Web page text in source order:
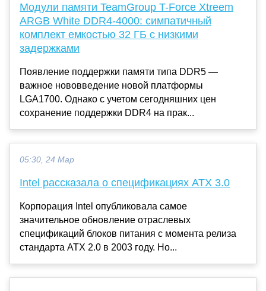
Модули памяти TeamGroup T-Force Xtreem
ARGB White DDR4-4000: симпатичный
комплект емкостью 32 ГБ с низкими
задержками
Появление поддержки памяти типа DDR5 —
важное нововведение новой платформы
LGA1700. Однако с учетом сегодняшних цен
сохранение поддержки DDR4 на прак...
05:30, 24 Мар
Intel рассказала о спецификациях ATX 3.0
Корпорация Intel опубликовала самое
значительное обновление отраслевых
спецификаций блоков питания с момента релиза
стандарта ATX 2.0 в 2003 году. Но...